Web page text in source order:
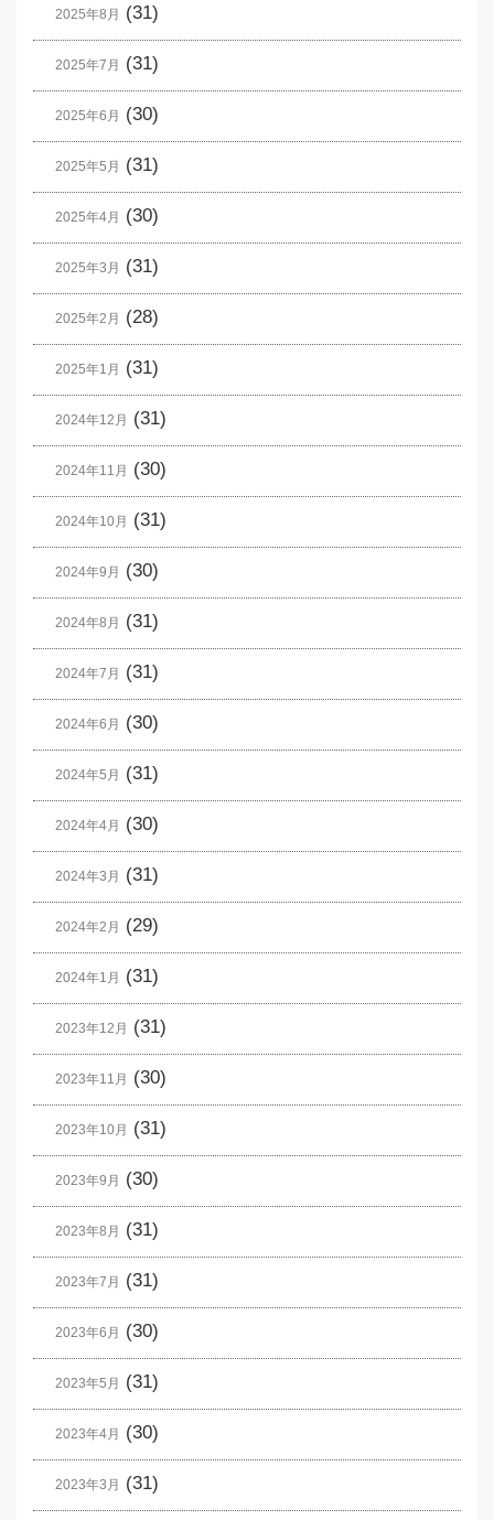
2025年8月 (31)
2025年7月 (31)
2025年6月 (30)
2025年5月 (31)
2025年4月 (30)
2025年3月 (31)
2025年2月 (28)
2025年1月 (31)
2024年12月 (31)
2024年11月 (30)
2024年10月 (31)
2024年9月 (30)
2024年8月 (31)
2024年7月 (31)
2024年6月 (30)
2024年5月 (31)
2024年4月 (30)
2024年3月 (31)
2024年2月 (29)
2024年1月 (31)
2023年12月 (31)
2023年11月 (30)
2023年10月 (31)
2023年9月 (30)
2023年8月 (31)
2023年7月 (31)
2023年6月 (30)
2023年5月 (31)
2023年4月 (30)
2023年3月 (31)